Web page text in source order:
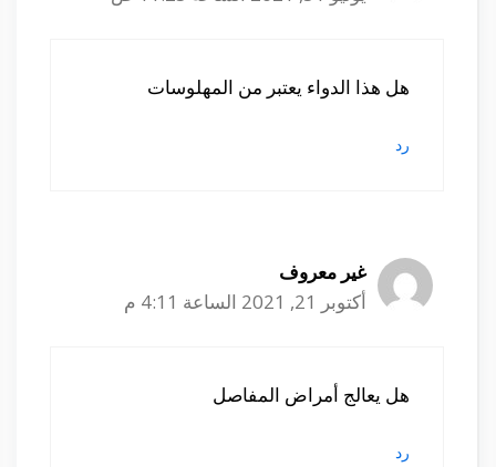
هل هذا الدواء يعتبر من المهلوسات
رد
غير معروف
أكتوبر 21, 2021 الساعة 4:11 م
هل يعالج أمراض المفاصل
رد